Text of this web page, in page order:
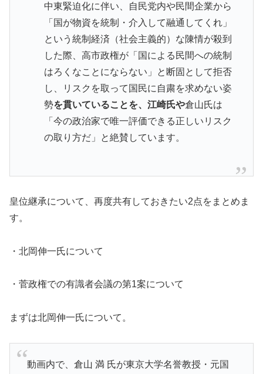
中東緊迫化に伴い、自民党内や民間企業から
「国が物資を統制・介入して融通してくれ」
という統制経済（社会主義的）な陳情が殺到
した際、高市政権が「国による民間への統制
はろくなことにならない」と断固として拒否
し、リスクを取って国民に自粛を求めない姿
勢を貫いていることを、江崎氏や倉山氏は
「今の政治家で唯一評価できる正しいリスク
の取り方だ」と絶賛しています。
皇位継承について、再度共有しておきたい2点をまとめま
す。
・北岡伸一氏について
・菅政権での有識者会議の第1案について
まずは北岡伸一氏について。
動画内で、倉山 満 氏が東京大学名誉教授・元国